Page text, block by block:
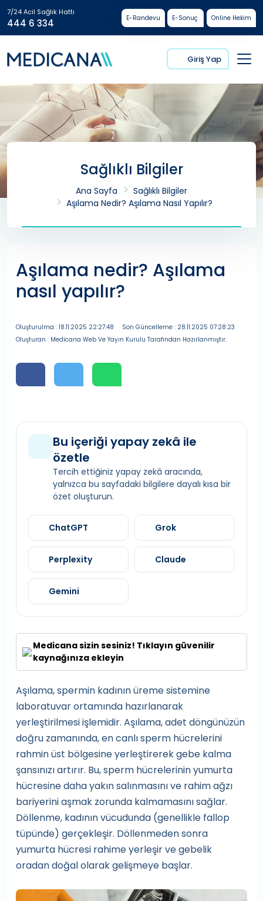
7/24 Acil Sağlık Hattı
444 6 334 E-Randevu E-Sonuç Online Hekim
Giriş Yap
Sağlıklı Bilgiler
Ana Sayfa
Sağlıklı Bilgiler
Aşılama Nedir? Aşılama Nasıl Yapılır?
Aşılama nedir? Aşılama
nasıl yapılır?
Oluşturulma : 18.11.2025 22:27:48
Son Güncelleme : 28.11.2025 07:28:23
Oluşturan : Medicana Web Ve Yayın Kurulu Tarafından Hazırlanmıştır.
Bu içeriği yapay zekâ ile
özetle
Tercih ettiğiniz yapay zekâ aracında,
yalnızca bu sayfadaki bilgilere dayalı kısa bir
özet oluşturun.
ChatGPT Grok
Perplexity Claude
Gemini
Medicana sizin sesiniz! Tıklayın güvenilir
kaynağınıza ekleyin
Aşılama, spermin kadının üreme sistemine
laboratuvar ortamında hazırlanarak
yerleştirilmesi işlemidir. Aşılama, adet döngünüzün
doğru zamanında, en canlı sperm hücrelerini
rahmin üst bölgesine yerleştirerek gebe kalma
şansınızı artırır. Bu, sperm hücrelerinin yumurta
hücresine daha yakın salınmasını ve rahim ağzı
bariyerini aşmak zorunda kalmamasını sağlar.
Döllenme, kadının vücudunda (genellikle fallop
tüpünde) gerçekleşir. Döllenmeden sonra
yumurta hücresi rahime yerleşir ve gebelik
oradan doğal olarak gelişmeye başlar.